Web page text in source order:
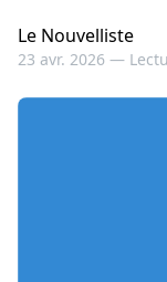
Le Nouvelliste
23 avr. 2026 —